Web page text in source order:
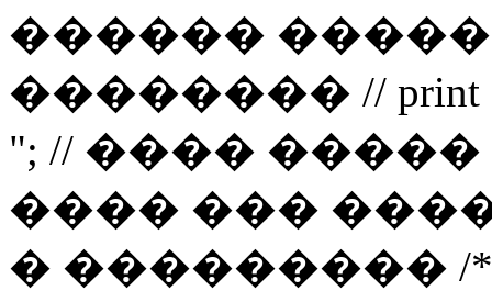
������
�������� // print
"; // ����
���� ���
� ��������� /* if